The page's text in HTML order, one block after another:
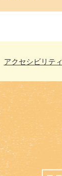
アクセシビリティ